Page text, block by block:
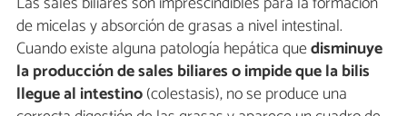
de micelas y absorción de grasas a nivel intestinal.
Cuando existe alguna patología hepática quedisminuye
la producción de sales biliares o impide que la bilis
llegue al intestino(colestasis), no se produce una